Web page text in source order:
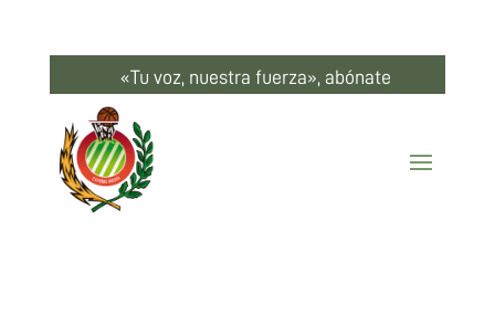
«Tu voz, nuestra fuerza», abónate